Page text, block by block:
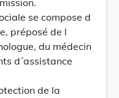
se compose d
préposé de l
du médecin
d´assistance
de la